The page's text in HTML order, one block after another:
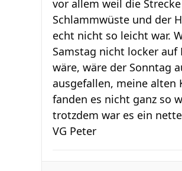
vor allem weil die
Schlammwüste und der
echt nicht so leicht war.
Samstag nicht locker auf
wäre, wäre der Sonntag
ausgefallen, meine alten
fanden es nicht ganz so
trotzdem war es ein
VG Peter